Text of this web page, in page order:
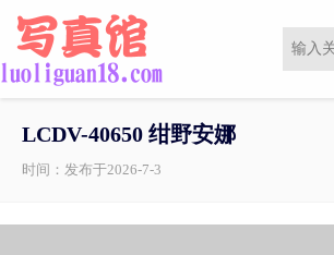
LCDV-40650 绀野安娜
时间：发布于2026-7-3